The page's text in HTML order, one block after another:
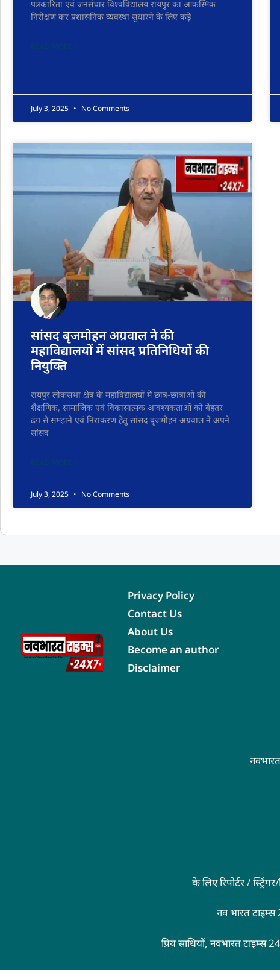
पत्रकारिता एवं जनसंचार विश्वविद्यालय रायपुर का आकस्मिक
निरीक्षण कर प्रशासनिक व्यवस्था सुधारने के लिए कड़े
READ MORE »
July 3, 2025 No Comments
सांसद बृजमोहन अग्रवाल ने की
महाविद्यालयों में सांसद प्रतिनिधियों की
नियुक्ति
रायपुर लोकसभा क्षेत्र के महाविद्यालयों में छात्र-छात्राओं की
शैक्षणिक, सामाजिक एवं विकासात्मक आवश्यकताओं को बेहतर
ढंग से समझने एवं निराकरण हेतु सांसद बृजमोहन अग्रवाल ने अपने
सांसद
READ MORE »
July 3, 2025 No Comments
Privacy Policy
Contact Us
About Us
Become an author
Disclaimer
के लिए रिपोर्टर /
नव भारत
प्रिय साथियों, नवभारत टाइम्स